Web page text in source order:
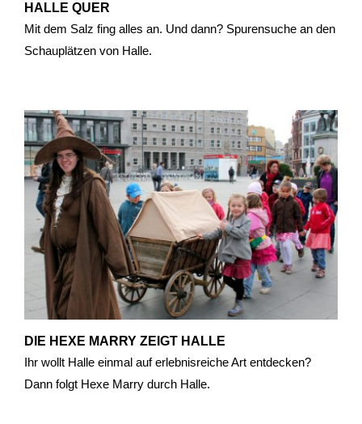
HALLE QUER
Mit dem Salz fing alles an. Und dann? Spurensuche an den
Schauplätzen von Halle.
DIE HEXE MARRY ZEIGT HALLE
Ihr wollt Halle einmal auf erlebnisreiche Art entdecken?
Dann folgt Hexe Marry durch Halle.